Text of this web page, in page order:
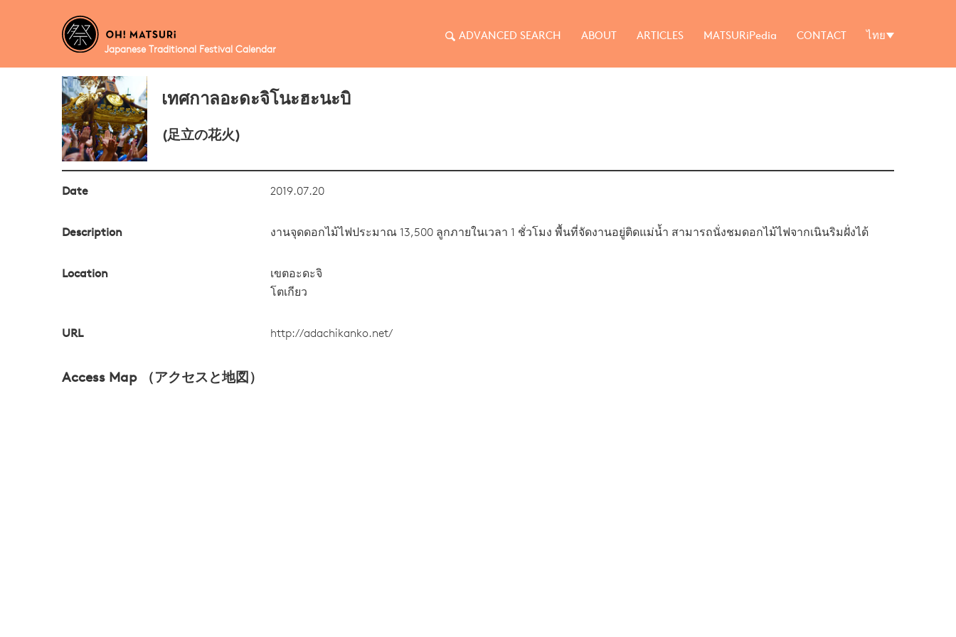
Japanese Traditional Festival Calendar
ADVANCED SEARCH ABOUT ARTICLES MATSURiPedia CONTACT ไทย
เทศกาลอะดะจิโนะฮะนะบิ
(足立の花火)
Date 2019.07.20
Description งานจุดดอกไม้ไฟประมาณ 13,500 ลูกภายในเวลา 1 ชั่วโมง พื้นที่จัดงานอยู่ติดแม่น้ำ สามารถนั่งชมดอกไม้ไฟจากเนินริมฝั่งได้
Location
เขตอะดะจิ
โตเกียว
URL http://adachikanko.net/
Access Map （アクセスと地図）